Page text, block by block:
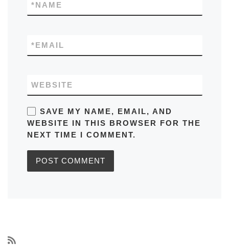
NAME
*
EMAIL
*
WEBSITE
SAVE MY NAME, EMAIL, AND
WEBSITE IN THIS BROWSER FOR THE
NEXT TIME I COMMENT.